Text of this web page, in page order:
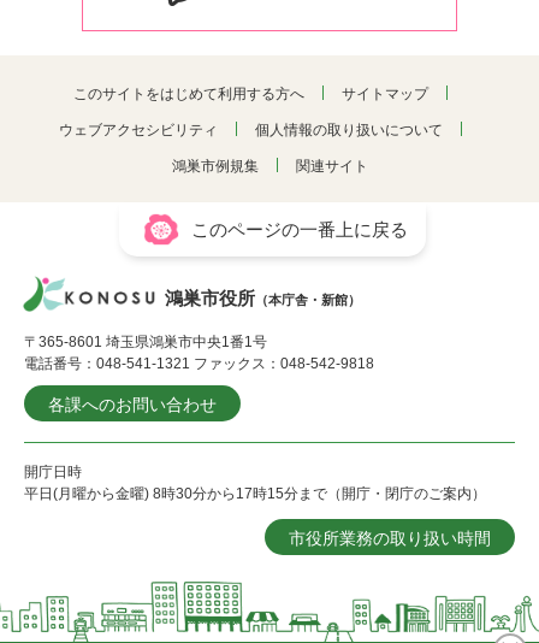
このサイトをはじめて利用する方へ サイトマップ
ウェブアクセシビリティ 個人情報の取り扱いについて
鴻巣市例規集 関連サイト
このページの一番上に戻る
鴻巣市役所 （本庁舎・新館）
〒365-8601 埼玉県鴻巣市中央1番1号
電話番号：048-541-1321 ファックス：048-542-9818
各課へのお問い合わせ
開庁日時
平日(月曜から金曜) 8時30分から17時15分まで（開庁・閉庁のご案内）
市役所業務の取り扱い時間